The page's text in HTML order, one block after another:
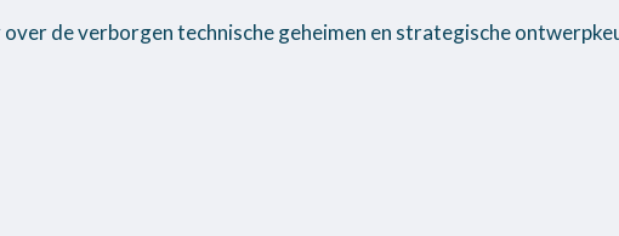
de verborgen technische geheimen en strategische